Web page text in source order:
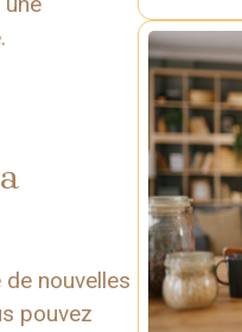
nouvelles
pouvez